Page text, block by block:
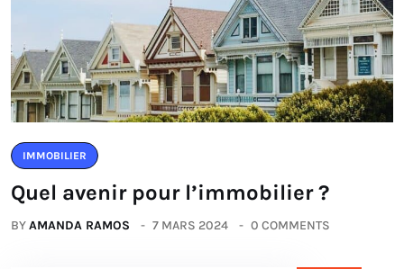
IMMOBILIER
Quel avenir pour l’immobilier ?
BYAMANDA RAMOS 7 MARS 2024 0 COMMENTS